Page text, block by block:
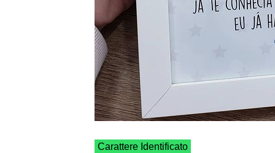
Carattere Identificato